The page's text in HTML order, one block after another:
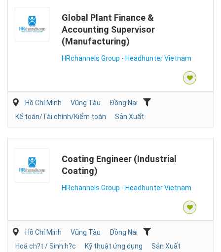
Global Plant Finance &
Accounting Supervisor
(Manufacturing)
HRchannels Group - Headhunter Vietnam
Hồ Chí Minh Vũng Tàu
Đồng Nai
Kế toán/Tài chính/Kiểm toán
Sản Xuất
Coating Engineer (Industrial
Coating)
HRchannels Group - Headhunter Vietnam
Hồ Chí Minh Vũng Tàu
Đồng Nai
Hoá ch?t / Sinh h?c
Kỹ thuật ứng dụng Sản Xuất